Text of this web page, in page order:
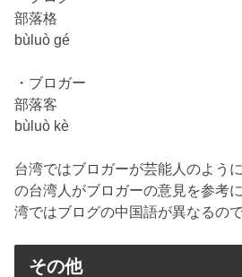
部落格
bùluò gé
・ブロガー
部落客
bùluò kè
台湾ではブロガーが芸能人のよう
の台湾人がブロガーの意見を参考
湾ではブログの中国語が異なるの
その他